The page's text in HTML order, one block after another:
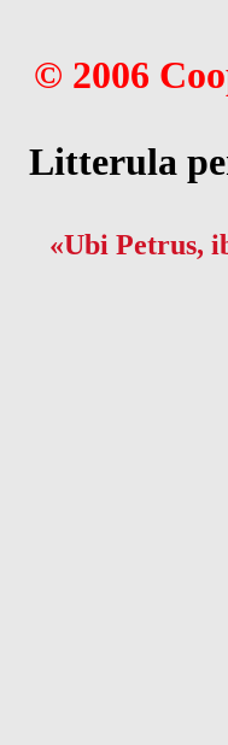
© 2006
Litterula
«Ubi Petrus,